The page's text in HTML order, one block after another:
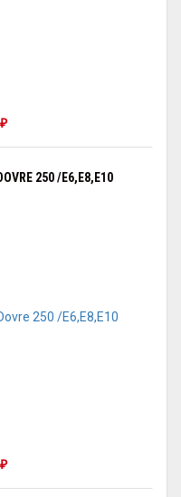
₽
250 /E6,E8,E10
₽